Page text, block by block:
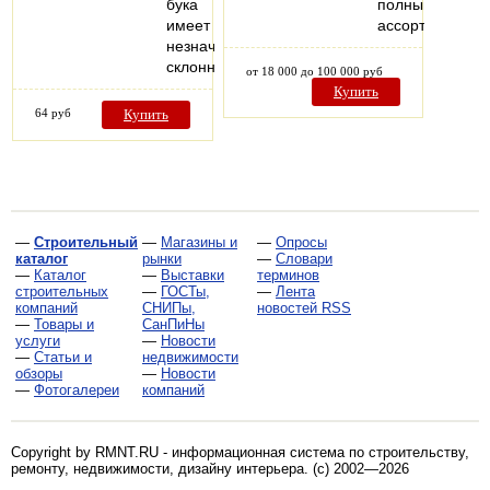
бука
имеет
незначительную
склонность…
64 руб Купить
полный
ассортимент…
от 18 000 до 100 000 руб
Купить
— Строительный
каталог
— Каталог
строительных
компаний
— Товары и
услуги
— Статьи и
обзоры
— Фотогалереи
— Магазины и
рынки
— Выставки
— ГОСТы,
СНИПы,
СанПиНы
— Новости
недвижимости
— Новости
компаний
— Опросы
— Словари
терминов
— Лента
новостей RSS
Copyright by RMNT.RU - информационная система по строительству,
ремонту, недвижимости, дизайну интерьера. (c) 2002—2026